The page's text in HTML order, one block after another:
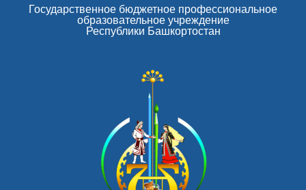
Государственное бюджетное профессиональное
образовательное учреждение
Республики Башкортостан